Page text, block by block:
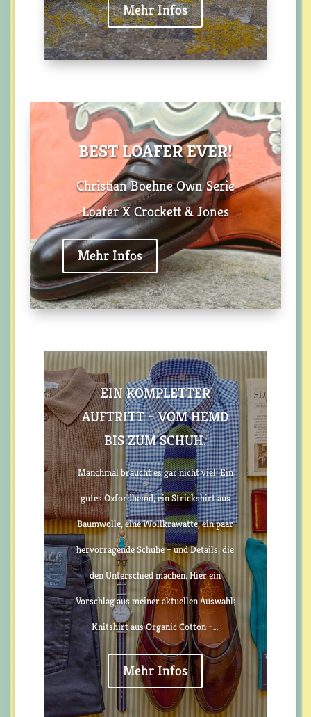
Mehr Infos
BEST LOAFER EVER!
Christian Boehne Own Serie
Loafer X Crockett & Jones
Mehr Infos
EIN KOMPLETTER
AUFTRITT – VOM HEMD
BIS ZUM SCHUH.
Manchmal braucht es gar nicht viel: Ein
gutes Oxfordhemd, ein Strickshirt aus
Baumwolle, eine Wollkrawatte, ein paar
hervorragende Schuhe – und Details, die
den Unterschied machen. Hier ein
Vorschlag aus meiner aktuellen Auswahl:
Knitshirt aus Organic Cotton –…
Mehr Infos